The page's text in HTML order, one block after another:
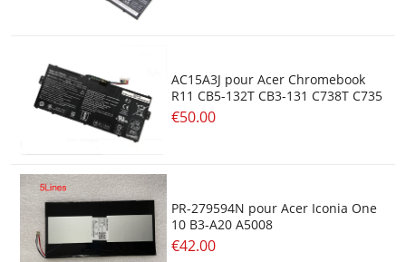
AC15A3J pour Acer Chromebook
R11 CB5-132T CB3-131 C738T C735
€50.00
PR-279594N pour Acer Iconia One
10 B3-A20 A5008
€42.00